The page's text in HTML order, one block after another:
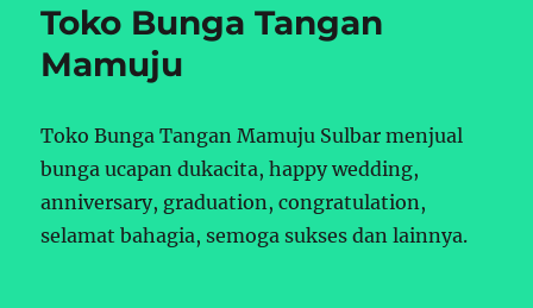
Toko Bunga Tangan
Mamuju
Toko Bunga Tangan Mamuju Sulbar menjual
bunga ucapan dukacita, happy wedding,
anniversary, graduation, congratulation,
selamat bahagia, semoga sukses dan lainnya.